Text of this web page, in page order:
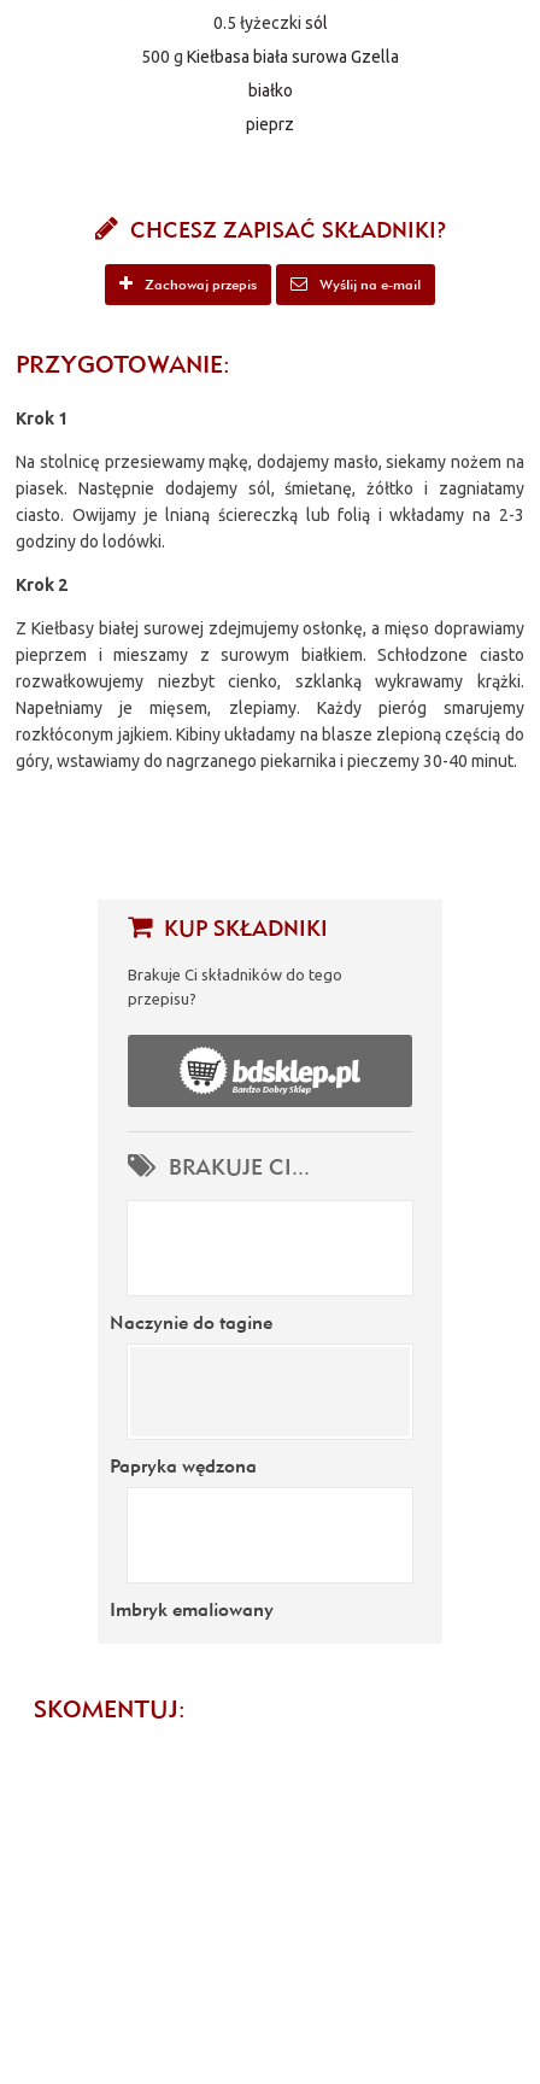
0.5 łyżeczki sól
500 g Kiełbasa biała surowa Gzella
białko
pieprz
KUP SKŁADNIKI
Brakuje Ci składników do tego
przepisu?
BRAKUJE CI...
Naczynie do tagine
Papryka wędzona
Imbryk emaliowany
CHCESZ ZAPISAĆ SKŁADNIKI?
Zachowaj przepis Wyślij na e-mail
PRZYGOTOWANIE:
Krok 1
Na stolnicę przesiewamy mąkę, dodajemy masło, siekamy nożem na
piasek. Następnie dodajemy sól, śmietanę, żółtko i zagniatamy
ciasto. Owijamy je lnianą ściereczką lub folią i wkładamy na 2-3
godziny do lodówki.
Krok 2
Z Kiełbasy białej surowej zdejmujemy osłonkę, a mięso doprawiamy
pieprzem i mieszamy z surowym białkiem. Schłodzone ciasto
rozwałkowujemy niezbyt cienko, szklanką wykrawamy krążki.
Napełniamy je mięsem, zlepiamy. Każdy pieróg smarujemy
rozkłóconym jajkiem. Kibiny układamy na blasze zlepioną częścią do
góry, wstawiamy do nagrzanego piekarnika i pieczemy 30-40 minut.
SKOMENTUJ: